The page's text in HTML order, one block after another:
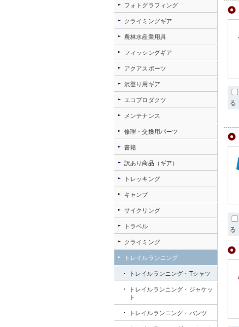
る
る
フォトグラフィング
クライミングギア
農林水産業用具
フィッシングギア
アクアスポーツ
沢登り用ギア
エコプロダクツ
メンテナンス
修理・交換用パーツ
書籍
訳あり商品（ギア）
トレッキング
キャンプ
サイクリング
トラベル
クライミング
トレイルランニング
トレイルランニング・Tシャツ
トレイルランニング・ジャケッ
ト
トレイルランニング・パンツ